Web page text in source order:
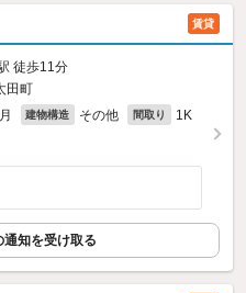
賃貸
徒歩11分
田町
建物構造 その他 間取り 1K
知を受け取る